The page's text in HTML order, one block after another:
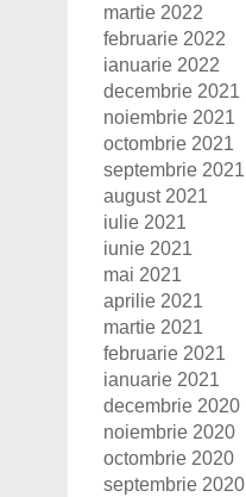
martie 2022
februarie 2022
ianuarie 2022
decembrie 2021
noiembrie 2021
octombrie 2021
septembrie 2021
august 2021
iulie 2021
iunie 2021
mai 2021
aprilie 2021
martie 2021
februarie 2021
ianuarie 2021
decembrie 2020
noiembrie 2020
octombrie 2020
septembrie 2020